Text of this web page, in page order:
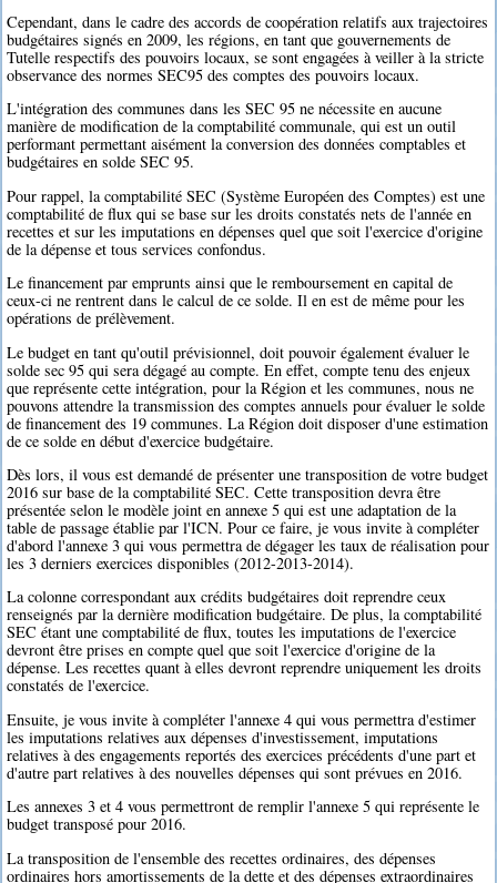
Cependant, dans le cadre des accords de coopération relatifs aux trajectoires
budgétaires signés en 2009, les régions, en tant que gouvernements de
Tutelle respectifs des pouvoirs locaux, se sont engagées à veiller à la stricte
observance des normes SEC95 des comptes des pouvoirs locaux.
L'intégration des communes dans les SEC 95 ne nécessite en aucune
manière de modification de la comptabilité communale, qui est un outil
performant permettant aisément la conversion des données comptables et
budgétaires en solde SEC 95.
Pour rappel, la comptabilité SEC (Système Européen des Comptes) est une
comptabilité de flux qui se base sur les droits constatés nets de l'année en
recettes et sur les imputations en dépenses quel que soit l'exercice d'origine
de la dépense et tous services confondus.
Le financement par emprunts ainsi que le remboursement en capital de
ceux-ci ne rentrent dans le calcul de ce solde. Il en est de même pour les
opérations de prélèvement.
Le budget en tant qu'outil prévisionnel, doit pouvoir également évaluer le
solde sec 95 qui sera dégagé au compte. En effet, compte tenu des enjeux
que représente cette intégration, pour la Région et les communes, nous ne
pouvons attendre la transmission des comptes annuels pour évaluer le solde
de financement des 19 communes. La Région doit disposer d'une estimation
de ce solde en début d'exercice budgétaire.
Dès lors, il vous est demandé de présenter une transposition de votre budget
2016 sur base de la comptabilité SEC. Cette transposition devra être
présentée selon le modèle joint en annexe 5 qui est une adaptation de la
table de passage établie par l'ICN. Pour ce faire, je vous invite à compléter
d'abord l'annexe 3 qui vous permettra de dégager les taux de réalisation pour
les 3 derniers exercices disponibles (2012-2013-2014).
La colonne correspondant aux crédits budgétaires doit reprendre ceux
renseignés par la dernière modification budgétaire. De plus, la comptabilité
SEC étant une comptabilité de flux, toutes les imputations de l'exercice
devront être prises en compte quel que soit l'exercice d'origine de la
dépense. Les recettes quant à elles devront reprendre uniquement les droits
constatés de l'exercice.
Ensuite, je vous invite à compléter l'annexe 4 qui vous permettra d'estimer
les imputations relatives aux dépenses d'investissement, imputations
relatives à des engagements reportés des exercices précédents d'une part et
d'autre part relatives à des nouvelles dépenses qui sont prévues en 2016.
Les annexes 3 et 4 vous permettront de remplir l'annexe 5 qui représente le
budget transposé pour 2016.
La transposition de l'ensemble des recettes ordinaires, des dépenses
ordinaires hors amortissements de la dette et des dépenses extraordinaires